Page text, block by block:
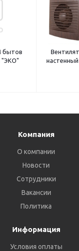
бытов
"ЭКО"
Компания
О компании
Новости
Сотрудники
Вакансии
Политика
Информация
Условия оплаты